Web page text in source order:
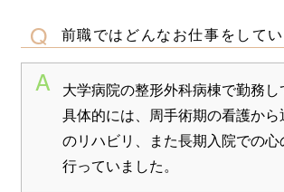
前職ではどんなお仕事をしてい
大学病院の整形外科病棟で勤務し
具体的には、周手術期の看護から
のリハビリ、また長期入院での心
行っていました。